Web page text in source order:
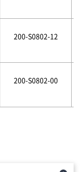
200-S0802-12
200-S0802-00